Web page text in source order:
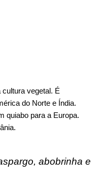
cultura vegetal. É
do Norte e Índia.
quiabo para a Europa.
abobrinha e